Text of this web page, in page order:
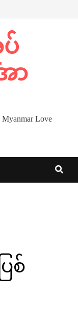
ာ
Love
ြစ်